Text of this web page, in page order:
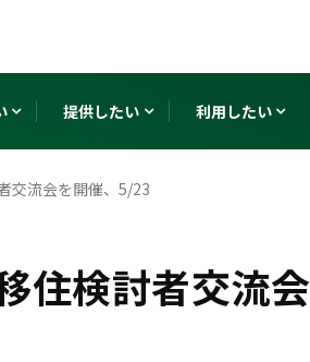
提供したい 利用したい
交流会を開催、5/23
住検討者交流会